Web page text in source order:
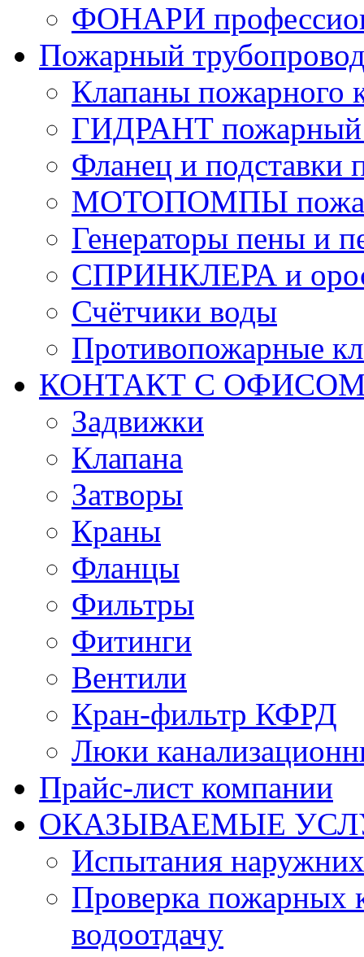
ФОНАРИ
Пожарный
Клапаны пожарного
ГИДРАНТ пожарный
Фланец и подставки
МОТОПОМПЫ
Генераторы пены и
СПРИНКЛЕРА и
Счётчики воды
Противопожарные
КОНТАКТ С ОФИСОМ
Задвижки
Клапана
Затворы
Краны
Фланцы
Фильтры
Фитинги
Вентили
Кран-фильтр КФРД
Люки
Прайс-лист компании
ОКАЗЫВАЕМЫЕ
Испытания
Проверка пожарных
водоотдачу